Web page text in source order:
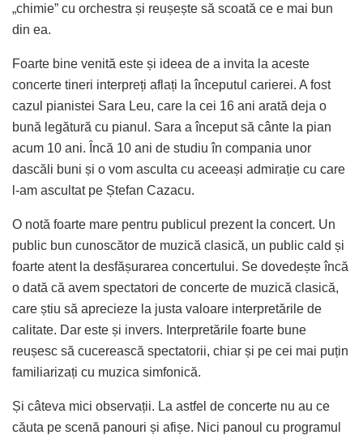
„chimie” cu orchestra și reușește să scoată ce e mai bun
din ea.
Foarte bine venită este și ideea de a invita la aceste
concerte tineri interpreți aflați la începutul carierei. A fost
cazul pianistei Sara Leu, care la cei 16 ani arată deja o
bună legătură cu pianul. Sara a început să cânte la pian
acum 10 ani. Încă 10 ani de studiu în compania unor
dascăli buni și o vom asculta cu aceeași admirație cu care
l-am ascultat pe Ștefan Cazacu.
O notă foarte mare pentru publicul prezent la concert. Un
public bun cunoscător de muzică clasică, un public cald și
foarte atent la desfășurarea concertului. Se dovedește încă
o dată că avem spectatori de concerte de muzică clasică,
care știu să aprecieze la justa valoare interpretările de
calitate. Dar este și invers. Interpretările foarte bune
reușesc să cucerească spectatorii, chiar și pe cei mai puțin
familiarizați cu muzica simfonică.
Și câteva mici observații. La astfel de concerte nu au ce
căuta pe scenă panouri și afișe. Nici panoul cu programul